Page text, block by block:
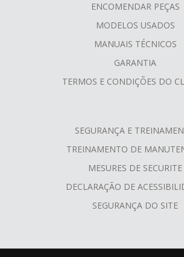
ENCOMENDAR PEÇAS
MODELOS USADOS
MANUAIS TÉCNICOS
GARANTIA
TERMOS E CONDIÇÕES DO
SEGURANÇA E
TREINAMENTO DE
MESURES DE SECURITE
DECLARAÇÃO DE
SEGURANÇA DO SITE